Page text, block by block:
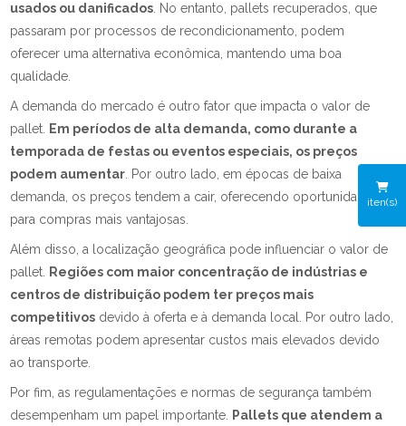
iten(s)
usados ou danificados . No entanto, pallets recuperados, que
passaram por processos de recondicionamento, podem
oferecer uma alternativa econômica, mantendo uma boa
qualidade.
A demanda do mercado é outro fator que impacta o valor de
pallet.
Em períodos de alta demanda, como durante a
temporada de festas ou eventos especiais, os preços
podem aumentar . Por outro lado, em épocas de baixa
demanda, os preços tendem a cair, oferecendo oportunidades
para compras mais vantajosas.
Além disso, a localização geográfica pode influenciar o valor de
pallet.
Regiões com maior concentração de indústrias e
centros de distribuição podem ter preços mais
competitivos devido à oferta e à demanda local. Por outro lado,
áreas remotas podem apresentar custos mais elevados devido
ao transporte.
Por fim, as regulamentações e normas de segurança também
desempenham um papel importante.
Pallets que atendem a